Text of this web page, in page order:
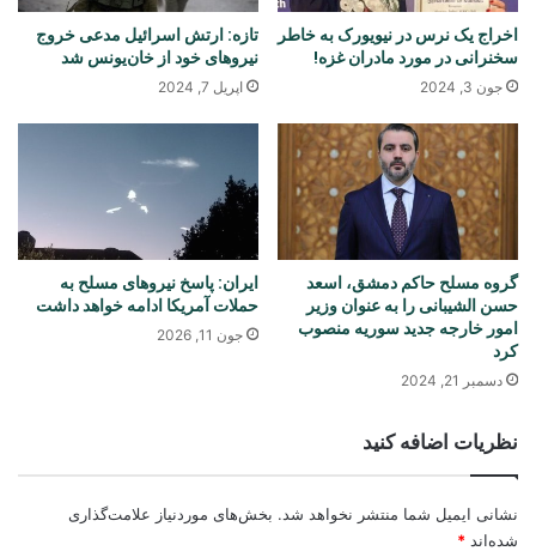
اخراج یک نرس در نیویورک به خاطر
سخنرانی در مورد مادران غزه!
جون 3, 2024
تازه: ارتش اسرائیل مدعی خروج
نیروهای خود از خان‌یونس شد
اپریل 7, 2024
گروه مسلح حاکم دمشق، اسعد
حسن الشیبانی را به عنوان وزیر
امور خارجه جدید سوریه منصوب
کرد
دسمبر 21, 2024
ایران: پاسخ نیروهای مسلح به
حملات آمریکا ادامه خواهد داشت
جون 11, 2026
نظریات اضافه کنید
نشانی ایمیل شما منتشر نخواهد شد. بخش‌های موردنیاز علامت‌گذاری
شده‌اند *